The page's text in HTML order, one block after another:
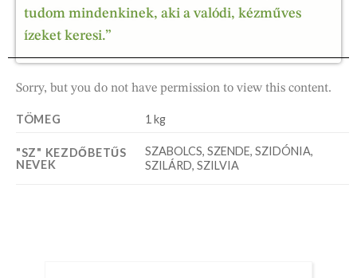
tudom mindenkinek, aki a valódi, kézműves
ízeket keresi.”
Sorry, but you do not have permission to view this content.
TÖMEG 1 kg
"SZ" KEZDŐBETŰS
NEVEK
SZABOLCS, SZENDE, SZIDÓNIA,
SZILÁRD, SZILVIA